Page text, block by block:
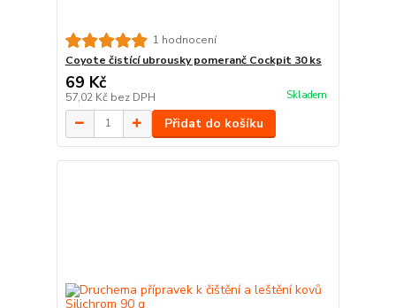
1 hodnocení
Coyote čistící ubrousky pomeranč Cockpit 30 ks
69 Kč
57,02 Kč bez DPH Skladem
Přidat do košíku